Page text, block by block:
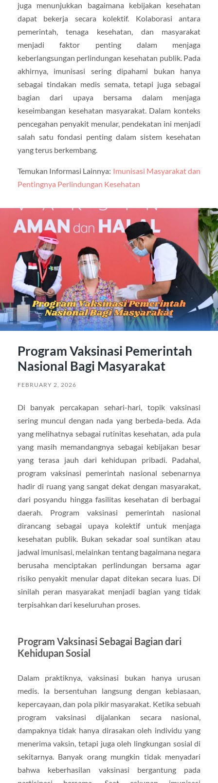
juga menunjukkan bagaimana kebijakan kesehatan
dapat bekerja secara kolektif. Kolaborasi antara
pemerintah, tenaga kesehatan, dan masyarakat
menjadi faktor penting dalam menjaga
keberlangsungan perlindungan kesehatan publik. Pada
akhirnya, imunisasi sering dipahami bukan hanya
sebagai tindakan medis semata, tetapi juga sebagai
bagian dari upaya bersama dalam menjaga
keseimbangan kesehatan masyarakat. Dalam konteks
pencegahan penyakit menular, pendekatan ini menjadi
salah satu fondasi penting dalam sistem kesehatan
yang terus berkembang.
Temukan Informasi Lainnya: Imunisasi Masyarakat dan
Pentingnya Perlindungan Kesehatan
Program Vaksinasi Pemerintah
Nasional Bagi Masyarakat
FEBRUARY 2, 2026
Di banyak percakapan sehari-hari, topik vaksinasi
sering muncul dengan nada yang berbeda-beda. Ada
yang melihatnya sebagai rutinitas kesehatan, ada pula
yang masih memandangnya sebagai kebijakan besar
yang terasa jauh dari kehidupan pribadi. Padahal,
program vaksinasi pemerintah nasional sebenarnya
hadir di ruang yang sangat dekat dengan masyarakat,
dari posyandu hingga fasilitas kesehatan di berbagai
daerah. Program vaksinasi pemerintah nasional
dirancang sebagai upaya kolektif untuk menjaga
kesehatan publik. Bukan sekadar soal suntikan atau
jadwal imunisasi, melainkan tentang bagaimana negara
berusaha menciptakan perlindungan bersama agar
risiko penyakit menular dapat ditekan secara luas. Di
sinilah peran masyarakat menjadi bagian yang tidak
terpisahkan dari keseluruhan proses.
Program Vaksinasi Sebagai Bagian dari
Kehidupan Sosial
Dalam praktiknya, vaksinasi bukan hanya urusan
medis. Ia bersentuhan langsung dengan kebiasaan,
kepercayaan, dan pola pikir masyarakat. Ketika sebuah
program vaksinasi dijalankan secara nasional,
dampaknya tidak hanya dirasakan oleh individu yang
menerima vaksin, tetapi juga oleh lingkungan sosial di
sekitarnya. Banyak orang mungkin tidak menyadari
bahwa keberhasilan vaksinasi bergantung pada